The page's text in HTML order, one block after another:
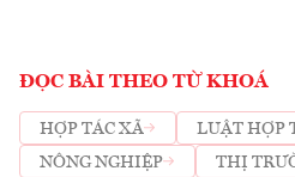
ĐỌC BÀI THEO TỪ KHOÁ
HỢP TÁC XÃ
LUẬT HỢP
NÔNG NGHIỆP
THỊ